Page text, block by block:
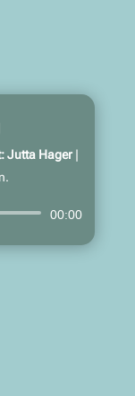
Jutta Hager |
00:00